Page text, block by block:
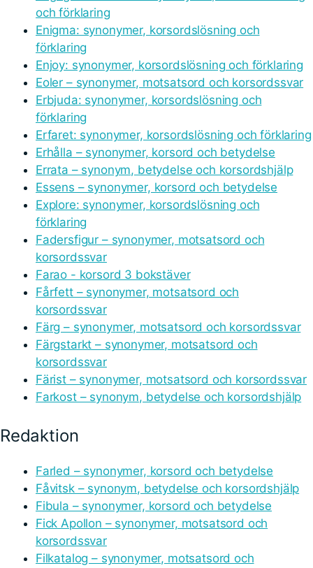
och förklaring
Enigma: synonymer, korsordslösning och
förklaring
Enjoy: synonymer, korsordslösning och förklaring
Eoler – synonymer, motsatsord och korsordssvar
Erbjuda: synonymer, korsordslösning och
förklaring
Erfaret: synonymer, korsordslösning och förklaring
Erhålla – synonymer, korsord och betydelse
Errata – synonym, betydelse och korsordshjälp
Essens – synonymer, korsord och betydelse
Explore: synonymer, korsordslösning och
förklaring
Fadersfigur – synonymer, motsatsord och
korsordssvar
Farao - korsord 3 bokstäver
Fårfett – synonymer, motsatsord och
korsordssvar
Färg – synonymer, motsatsord och korsordssvar
Färgstarkt – synonymer, motsatsord och
korsordssvar
Färist – synonymer, motsatsord och korsordssvar
Farkost – synonym, betydelse och korsordshjälp
Redaktion
Farled – synonymer, korsord och betydelse
Fåvitsk – synonym, betydelse och korsordshjälp
Fibula – synonymer, korsord och betydelse
Fick Apollon – synonymer, motsatsord och
korsordssvar
Filkatalog – synonymer, motsatsord och